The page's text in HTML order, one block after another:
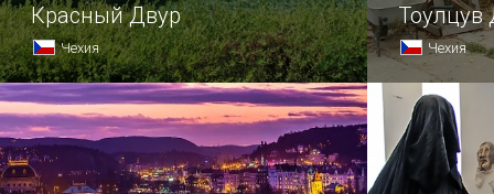
Красный Двур
Чехия
В пригороде Карловых Вар,
на Жатецкой равнине, в окружении
живописного паркового комплекса
Тоулцув
Чехия
Устали от
и галерей?